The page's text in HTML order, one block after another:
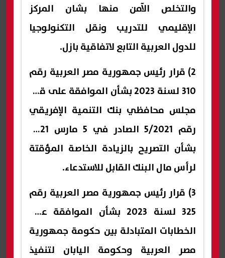
والتخلص الآمن منها بشان المركز
الإقليمي للتدريب ونقل التكنولوجيا
للدول العربية التابع لاتفاقية بازل.
2) قرار رئيس جمهورية مصر العربية رقم
310 لسنة 2023 بشأن الموافقة على قرار
مجلس محافظي بنك التنمية الإفريقي
رقم 5/2021 الصادر في 5 مارس 2021
بشأن التصريح بالزيادة الخاصة المؤقتة
لرأس مال البنك القابل للاستدعاء.
3) قرار رئيس جمهورية مصر العربية رقم
325 لسنة 2023 بشأن الموافقة على
الخطابات المتبادلة بين حكومة جمهورية
مصر العربية وحكومة اليابان لتنفيذ